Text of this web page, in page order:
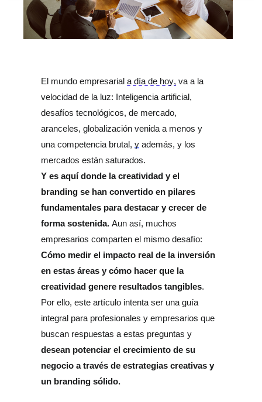
El mundo empresarial a día de hoy, va a la
velocidad de la luz: Inteligencia artificial,
desafíos tecnológicos, de mercado,
aranceles, globalización venida a menos y
una competencia brutal, y además, y los
mercados están saturados.
Y es aquí donde la creatividad y el
branding se han convertido en pilares
fundamentales para destacar y crecer de
forma sostenida. Aun así, muchos
Cómo medir el impacto real de la inversión
en estas áreas y cómo hacer que la
creatividad genere resultados tangibles.
Por ello, este artículo intenta ser una guía
integral para profesionales y empresarios que
desean potenciar el crecimiento de su
negocio a través de estrategias creativas y
un branding sólido.